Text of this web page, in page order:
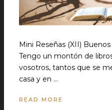
Mini Reseñas (XII)
Tengo un montón de
vosotros, tantos que se
casa y en …
READ MORE